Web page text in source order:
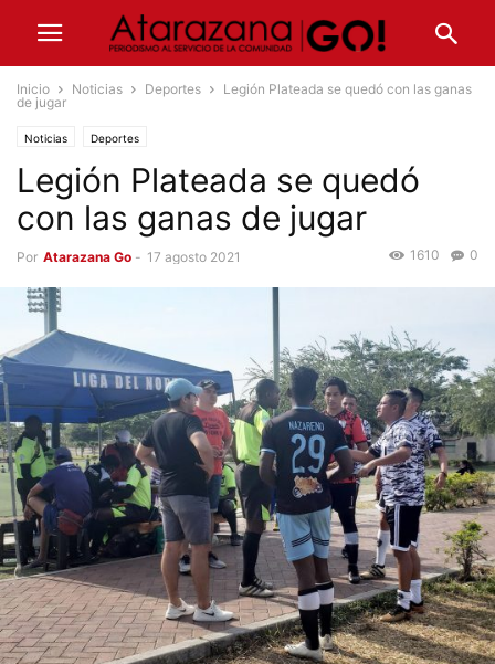
Inicio Noticias Deportes
Legión Plateada se quedó con las ganas
de jugar
Noticias Deportes
Legión Plateada se quedó
con las ganas de jugar
Por Atarazana Go - 17 agosto 2021 0
1610